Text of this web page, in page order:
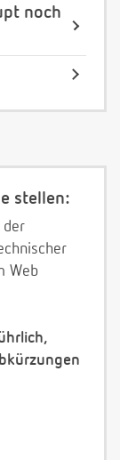
noch
stellen:
der
Web